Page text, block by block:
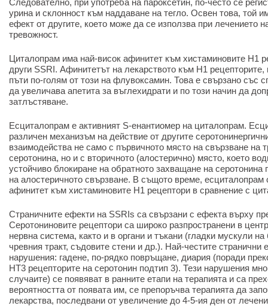
Следователно, при употреба на пароксетин, по-често се
урина и склонност към наддаване на тегло. Освен това, той
ефект от другите, което може да се използва при лечението
тревожност.
Циталопрам има най-висок афинитет към хистаминовите H1
други SSRI. Афинитетът на лекарството към H1
пъти по-голям от този на флувоксамин. Това е свързано със
да увеличава апетита за въглехидрати и по този начин да
затлъстяване.
Есциталопрам е активният S-енантиомер на циталопрам.
различен механизъм на действие от другите
взаимодейства не само с първичното място на свързване на
серотонина, но и с вторичното (алостерично) място, което
устойчиво блокиране на обратното захващане на
на алостеричното свързване. В същото време, есциталопрам
афинитет към хистаминовите H1 рецептори в сравнение с
Страничните ефекти на SSRIs са свързани с ефекта върху
Серотониновите рецептори са широко разпространени в
нервна система, както и в органи и тъкани (гладки мускули
чревния тракт, съдовите стени и др.). Най-честите
нарушения: гадене, по-рядко повръщане, диария (поради
HT3 рецепторите на серотонин подтип 3). Тези нарушения
случаите) се появяват в ранните етапи на терапията и са
вероятността от появата им, се препоръчва терапията да
лекарства, последвани от увеличение до 4-5-ия ден от